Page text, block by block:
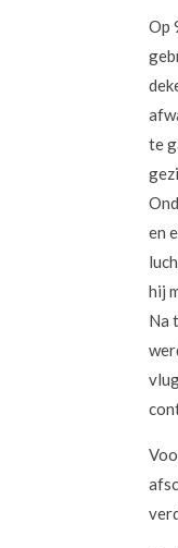
Op
te
en
hij
Na